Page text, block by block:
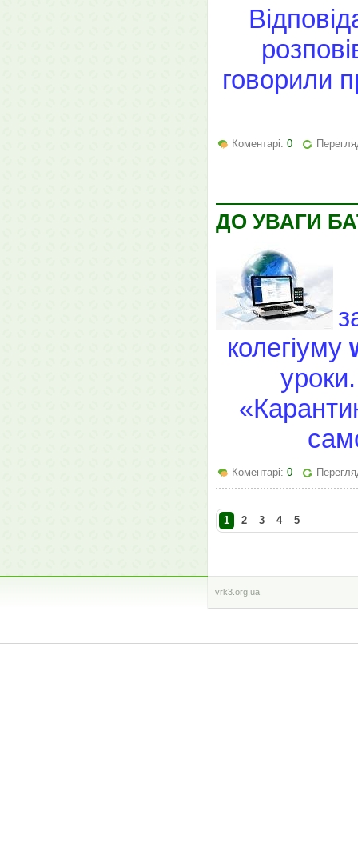
говорили
Коментарі: 0
ДО УВАГИ
колегіуму
Коментарі: 0
1 2 3 4 5
vrk3.org.ua